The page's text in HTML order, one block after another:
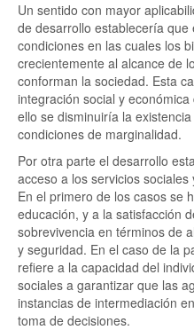
Un sentido con mayor
de desarrollo establecería
condiciones en las cuales los
crecientemente al alcance de
conforman la sociedad. Esta
integración social y
ello se disminuiría la
condiciones de marginalidad.
Por otra parte el desarrollo
acceso a los servicios
En el primero de los casos se
educación, y a la satisfacción
sobrevivencia en términos de
y seguridad. En el caso de la
refiere a la capacidad del
sociales a garantizar que las
instancias de intermediación
toma de decisiones.